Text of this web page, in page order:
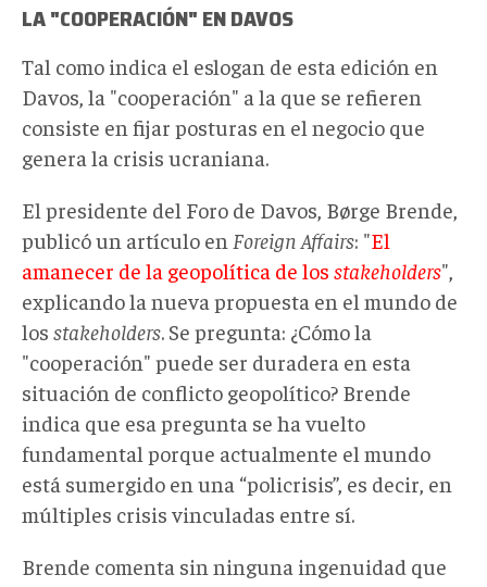
LA "COOPERACIÓN" EN DAVOS
Tal como indica el eslogan de esta edición en
Davos, la "cooperación" a la que se refieren
consiste en fijar posturas en el negocio que
genera la crisis ucraniana.
El presidente del Foro de Davos, Børge Brende,
publicó un artículo en Foreign Affairs: "El
amanecer de la geopolítica de los stakeholders",
explicando la nueva propuesta en el mundo de
los stakeholders. Se pregunta: ¿Cómo la
"cooperación" puede ser duradera en esta
situación de conflicto geopolítico? Brende
indica que esa pregunta se ha vuelto
fundamental porque actualmente el mundo
está sumergido en una “policrisis”, es decir, en
múltiples crisis vinculadas entre sí.
Brende comenta sin ninguna ingenuidad que